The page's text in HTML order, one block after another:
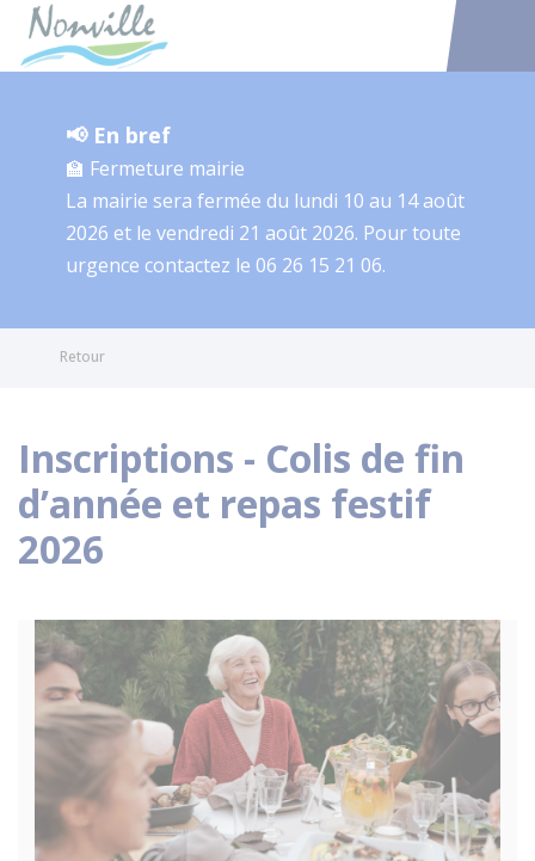
Accéder
📢 En bref
🏫 Fermeture mairie
La mairie sera fermée du lundi 10 au 14 août
2026 et le vendredi 21 août 2026. Pour toute
urgence contactez le 06 26 15 21 06.
Retour
Inscriptions - Colis de fin
d’année et repas festif
2026